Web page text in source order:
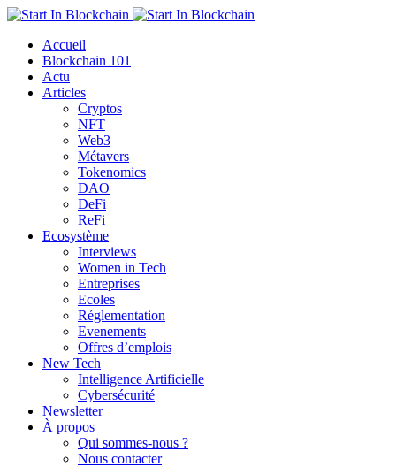
Accueil
Blockchain 101
Actu
Articles
Cryptos
NFT
Web3
Métavers
Tokenomics
DAO
DeFi
ReFi
Ecosystème
Interviews
Women in Tech
Entreprises
Ecoles
Réglementation
Evenements
Offres d’emplois
New Tech
Intelligence Artificielle
Cybersécurité
Newsletter
À propos
Qui sommes-nous ?
Nous contacter